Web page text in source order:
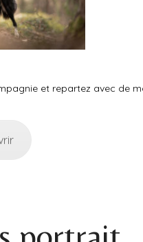
et repartez avec de